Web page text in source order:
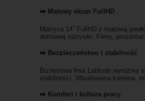
➡️ Matowy ekran FullHD
Matryca 14” FullHD z matową
domowej rozrywki. Filmy,
➡️ Bezpieczeństwo i stabilność
Biznesowa linia Latitude wyróżnia
stabilności. Wbudowana kamera,
➡️ Komfort i kultura pracy